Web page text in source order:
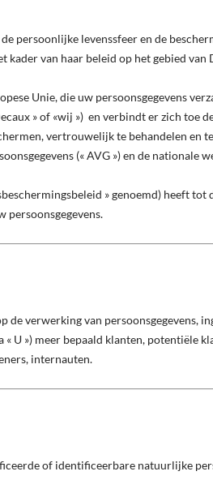
persoonlijke levenssfeer en de
kader van haar beleid op het gebied
Unie, die uw persoonsgegevens
» of «wij ») en verbindt er zich toe
vertrouwelijk te behandelen
(« AVG ») en de nationale
» genoemd) heeft
persoonsgegevens.
de verwerking van
U ») meer bepaald klanten, potentiële
internauten.
of identificeerbare natuurlijke